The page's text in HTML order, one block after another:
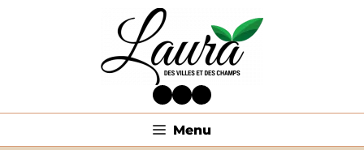
Facebook Twitter LinkedIn
Menu